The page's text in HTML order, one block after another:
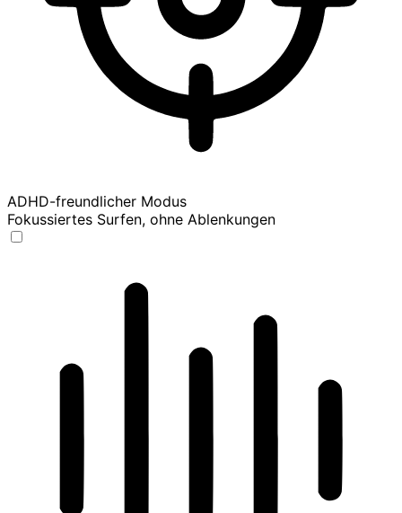
ADHD-freundlicher Modus
Fokussiertes Surfen, ohne Ablenkungen